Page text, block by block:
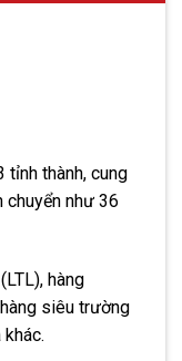
tỉnh thành, cung
như 36
hàng
siêu trường